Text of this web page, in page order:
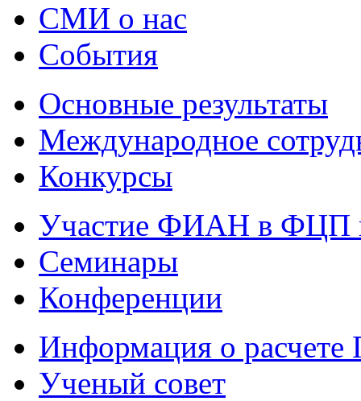
СМИ о нас
События
Основные результаты
Международное
Конкурсы
Участие ФИАН в ФЦП
Семинары
Конференции
Информация о
Ученый совет